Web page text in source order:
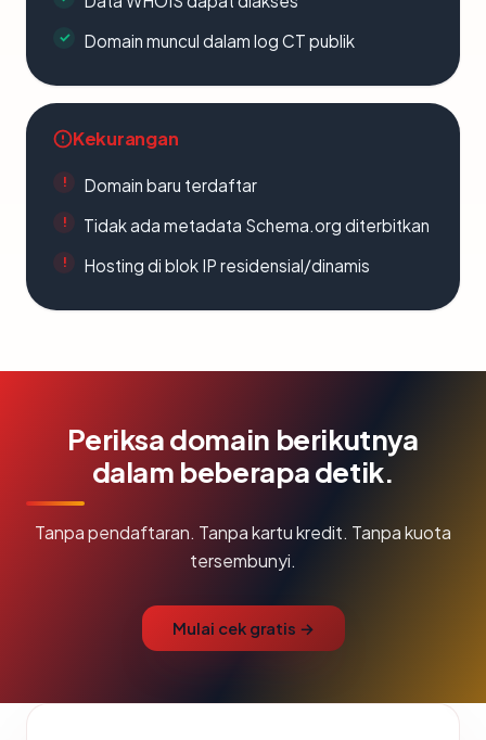
Domain muncul dalam log CT publik
Kekurangan
Domain baru terdaftar
Tidak ada metadata Schema.org diterbitkan
Hosting di blok IP residensial/dinamis
Periksa domain berikutnya
dalam beberapa detik.
Tanpa pendaftaran. Tanpa kartu kredit. Tanpa kuota
tersembunyi.
Mulai cek gratis →